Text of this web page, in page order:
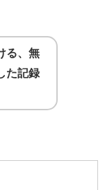
る、無
た記録